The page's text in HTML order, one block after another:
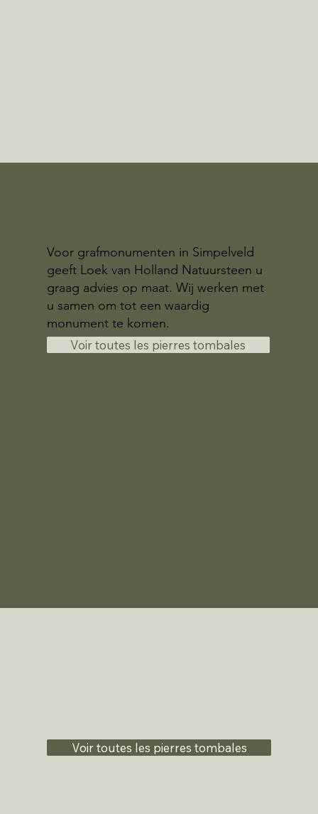
Voor grafmonumenten in Simpelveld
geeft Loek van Holland Natuursteen u
graag advies op maat. Wij werken met
u samen om tot een waardig
monument te komen.
Voir toutes les pierres tombales
Voir toutes les pierres tombales